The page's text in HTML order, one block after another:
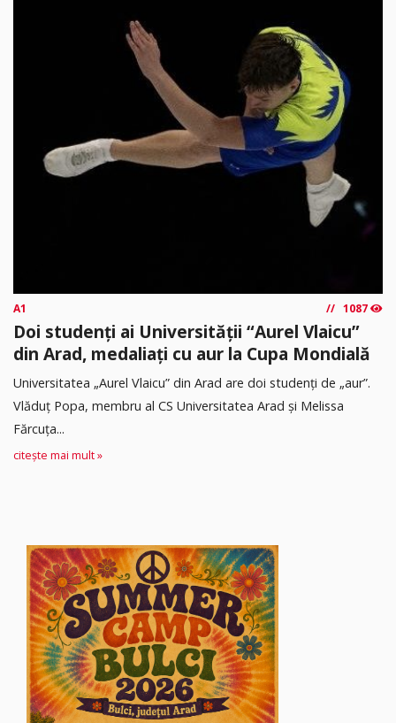
A1 1087
Doi studenți ai Universității “Aurel Vlaicu”
din Arad, medaliați cu aur la Cupa Mondială
Universitatea „Aurel Vlaicu” din Arad are doi studenți de „aur”.
Vlăduț Popa, membru al CS Universitatea Arad și Melissa
Fărcuța...
citește mai mult »